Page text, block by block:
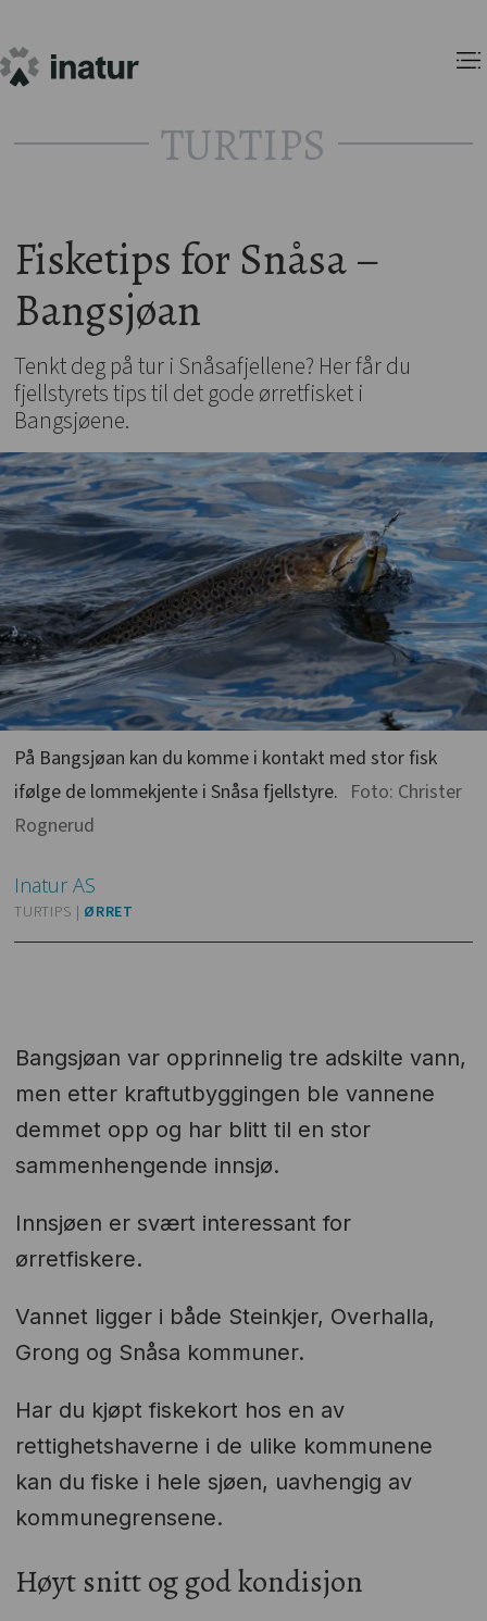
TURTIPS
Fisketips for Snåsa –
Bangsjøan
Tenkt deg på tur i Snåsafjellene? Her får du
fjellstyrets tips til det gode ørretfisket i
Bangsjøene.
På Bangsjøan kan du komme i kontakt med stor fisk
ifølge de lommekjente i Snåsa fjellstyre. Foto: Christer
Rognerud
Inatur AS
TURTIPS | ØRRET
Bangsjøan var opprinnelig tre adskilte vann,
men etter kraftutbyggingen ble vannene
demmet opp og har blitt til en stor
sammenhengende innsjø.
Innsjøen er svært interessant for
ørretfiskere.
Vannet ligger i både Steinkjer, Overhalla,
Grong og Snåsa kommuner.
Har du kjøpt fiskekort hos en av
rettighetshaverne i de ulike kommunene
kan du fiske i hele sjøen, uavhengig av
kommunegrensene.
Høyt snitt og god kondisjon